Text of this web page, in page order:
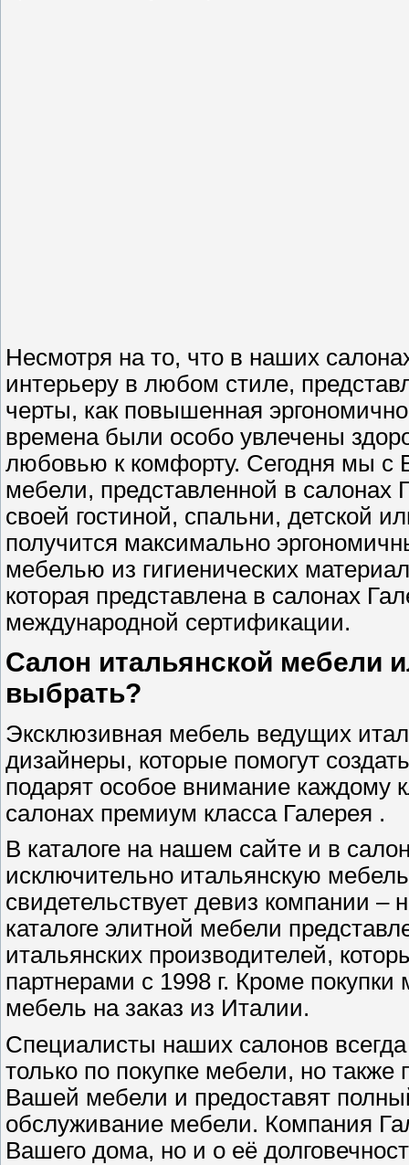
Несмотря на то, что в наших
интерьеру в любом стиле,
черты, как повышенная
времена были особо увлечены
любовью к комфорту. Сегодня мы с
мебели, представленной в
своей гостиной, спальни, детской
получится максимально
мебелью из гигиенических
которая представлена в салонах
международной сертификации.
Салон итальянской мебели
выбрать?
Эксклюзивная мебель ведущих
дизайнеры, которые помогут
подарят особое внимание каждому
салонах премиум класса Галерея .
В каталоге на нашем сайте и в
исключительно итальянскую
свидетельствует девиз компании
каталоге элитной мебели
итальянских производителей,
партнерами с 1998 г. Кроме
мебель на заказ из Италии.
Специалисты наших салонов
только по покупке мебели, но
Вашей мебели и предоставят
обслуживание мебели. Компания
Вашего дома, но и о её